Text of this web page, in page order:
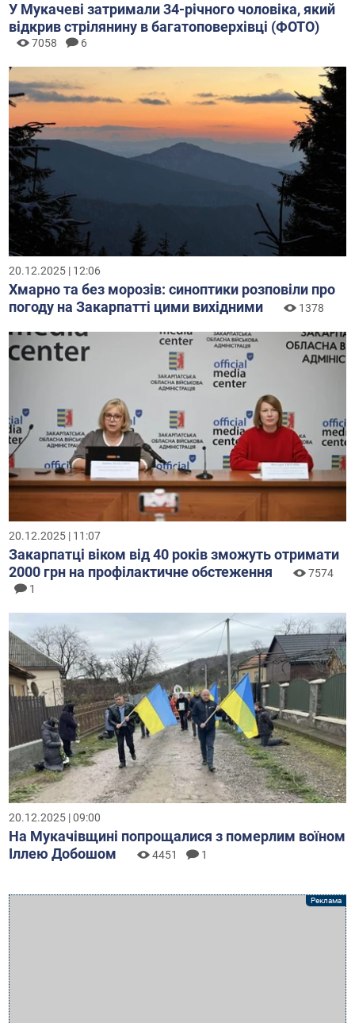
У Мукачеві затримали 34-річного чоловіка, який
відкрив стрілянину в багатоповерхівці (ФОТО)
7058 6
20.12.2025 | 12:06
Хмарно та без морозів: синоптики розповіли про
погоду на Закарпатті цими вихідними
1378
20.12.2025 | 11:07
Закарпатці віком від 40 років зможуть отримати
2000 грн на профілактичне обстеження
7574
1
20.12.2025 | 09:00
На Мукачівщині попрощалися з померлим воїном
Іллею Добошом
4451 1